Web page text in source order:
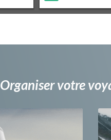
Organiser votre